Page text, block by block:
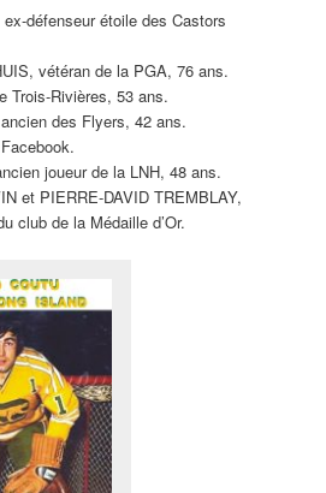
défenseur étoile des Castors
vétéran de la PGA, 76 ans.
Trois-Rivières, 53 ans.
des Flyers, 42 ans.
joueur de la LNH, 48 ans.
et PIERRE-DAVID TREMBLAY,
club de la Médaille d’Or.